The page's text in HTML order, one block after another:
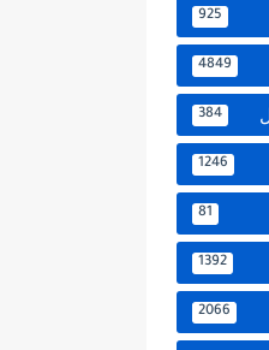
925
4849
384
1246
81
1392
2066